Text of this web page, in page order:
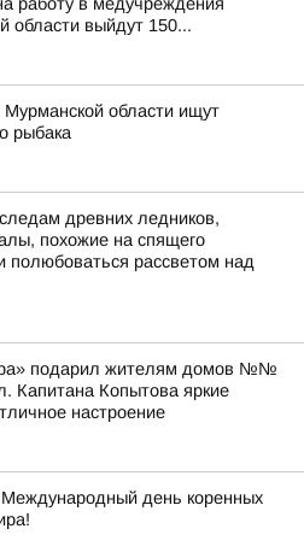
области выйдут 150...
области ищут
рыбака
древних ледников,
похожие на спящего
полюбоваться рассветом над
подарил жителям домов №№
Капитана Копытова яркие
настроение
Международный день коренных